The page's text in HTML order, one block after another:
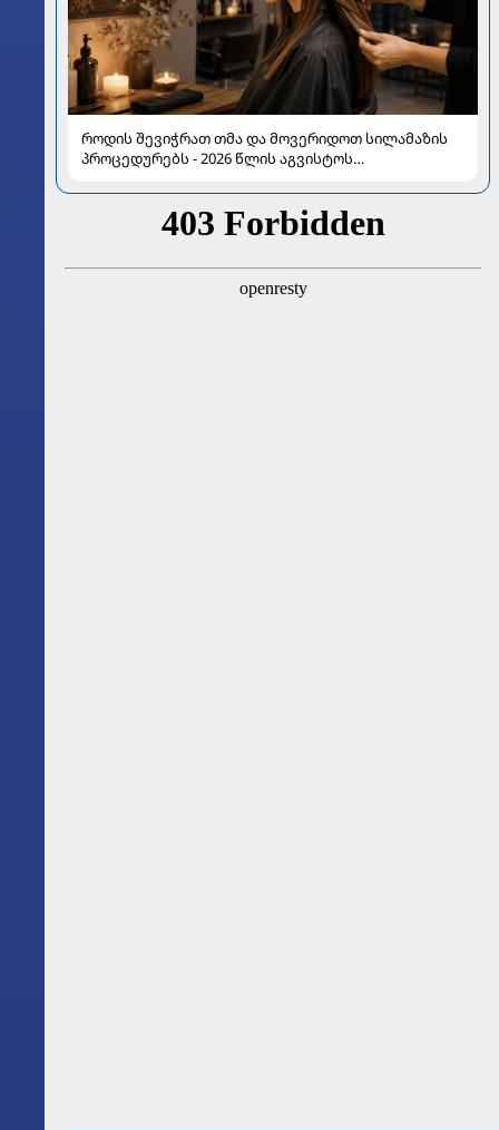
როდის შევიჭრათ თმა და მოვერიდოთ სილამაზის
პროცედურებს - 2026 წლის აგვისტოს